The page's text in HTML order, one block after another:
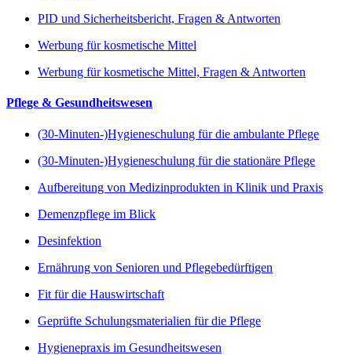
PID und Sicherheitsbericht, Fragen & Antworten
Werbung für kosmetische Mittel
Werbung für kosmetische Mittel, Fragen & Antworten
Pflege & Gesundheitswesen
(30-Minuten-)Hygieneschulung für die ambulante Pflege
(30-Minuten-)Hygieneschulung für die stationäre Pflege
Aufbereitung von Medizinprodukten in Klinik und Praxis
Demenzpflege im Blick
Desinfektion
Ernährung von Senioren und Pflegebedürftigen
Fit für die Hauswirtschaft
Geprüfte Schulungsmaterialien für die Pflege
Hygienepraxis im Gesundheitswesen